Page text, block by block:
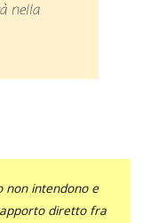
nella
non intendono e
diretto fra